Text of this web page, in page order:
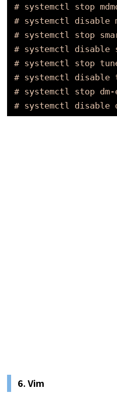
# systemctl stop
# systemctl disable
# systemctl stop
# systemctl disable
# systemctl stop
# systemctl disable
# systemctl stop dm-
# systemctl disable
6. Vim